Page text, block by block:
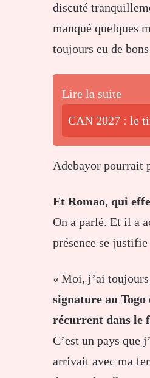
discuté
manqué quelques
toujours eu de
Lire la suite
CAN 2027 : le
Adebayor pourrait
Et Romao, qui
On a parlé. Et il a
présence se
« Moi, j’ai
signature au
récurrent dans le
C’est un pays que
arrivait avec ma